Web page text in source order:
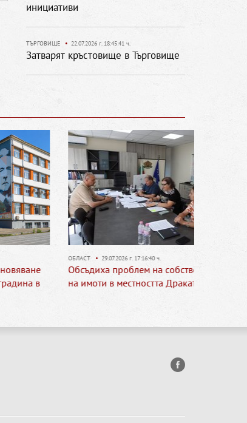
инициативи
ТЪРГОВИЩЕ • 22.07.2026 г. 18:45:41 ч.
Затварят кръстовище в Търговище
29.07.2026 г. 17:16:40 ч.
Обсъдиха проблем на собственици
на имоти в местността Драката